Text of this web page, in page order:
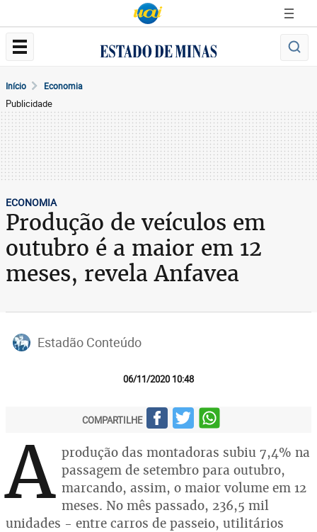
Início Economia
Publicidade
ECONOMIA
Produção de veículos em
outubro é a maior em 12
meses, revela Anfavea
Estadão Conteúdo
06/11/2020 10:48
COMPARTILHE
A produção das montadoras subiu 7,4% na
passagem de setembro para outubro,
marcando, assim, o maior volume em 12
meses. No mês passado, 236,5 mil
unidades - entre carros de passeio, utilitários